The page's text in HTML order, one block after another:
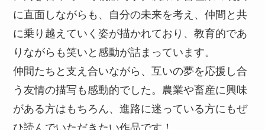
に直面しながらも、自分の未来を考え、仲間と共
に乗り越えていく姿が描かれており、教育的であ
りながらも笑いと感動が詰まっています。
仲間たちと支え合いながら、互いの夢を応援し合
う友情の描写も感動的でした。農業や畜産に興味
がある方はもちろん、進路に迷っている方にもぜ
ひ読んでいただきたい作品です！